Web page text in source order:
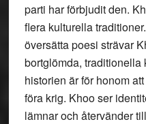
parti har förbjudit den.
flera kulturella
översätta poesi strävar
bortglömda, traditionella
historien är för honom
föra krig. Khoo ser
lämnar och återvänder